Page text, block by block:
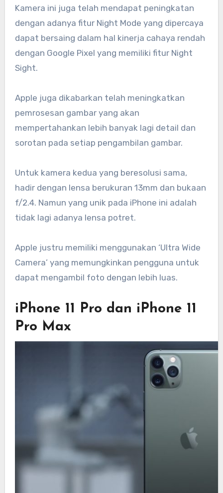
Kamera ini juga telah mendapat peningkatan
dengan adanya fitur Night Mode yang dipercaya
dapat bersaing dalam hal kinerja cahaya rendah
dengan Google Pixel yang memiliki fitur Night
Sight.
Apple juga dikabarkan telah meningkatkan
pemrosesan gambar yang akan
mempertahankan lebih banyak lagi detail dan
sorotan pada setiap pengambilan gambar.
Untuk kamera kedua yang beresolusi sama,
hadir dengan lensa berukuran 13mm dan bukaan
f/2.4. Namun yang unik pada iPhone ini adalah
tidak lagi adanya lensa potret.
Apple justru memiliki menggunakan ‘Ultra Wide
Camera’ yang memungkinkan pengguna untuk
dapat mengambil foto dengan lebih luas.
iPhone 11 Pro dan iPhone 11
Pro Max